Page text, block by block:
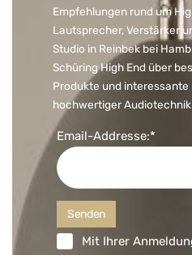
Empfehlungen rund um
Lautsprecher, Verstärker
Studio in Reinbek bei
Schüring High End über
Produkte und interessante
hochwertiger
Email-Addresse:*
Mit Ihrer